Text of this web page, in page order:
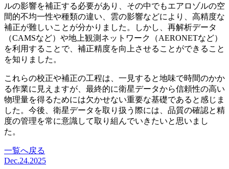
ルの影響を補正する必要があり、その中でもエアロゾルの空
間的不均一性や種類の違い、雲の影響などにより、高精度な
補正が難しいことが分かりました。しかし、再解析データ
（CAMSなど）や地上観測ネットワーク（AERONETなど）
を利用することで、補正精度を向上させることができること
を知りました。
これらの校正や補正の工程は、一見すると地味で時間のかか
る作業に見えますが、最終的に衛星データから信頼性の高い
物理量を得るためには欠かせない重要な基礎であると感じま
した。今後、衛星データを取り扱う際には、品質の確認と精
度の管理を常に意識して取り組んでいきたいと思いまし
た。
一覧へ戻る
Dec.24.2025